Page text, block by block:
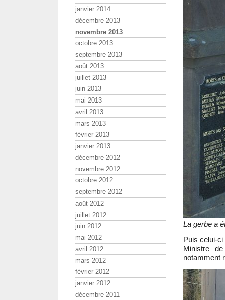
La gerbe a
Puis celui-
Ministre
notamment
janvier 2014
décembre 2013
novembre 2013
octobre 2013
septembre 2013
août 2013
juillet 2013
juin 2013
mai 2013
avril 2013
mars 2013
février 2013
janvier 2013
décembre 2012
novembre 2012
octobre 2012
septembre 2012
août 2012
juillet 2012
juin 2012
mai 2012
avril 2012
mars 2012
février 2012
janvier 2012
décembre 2011